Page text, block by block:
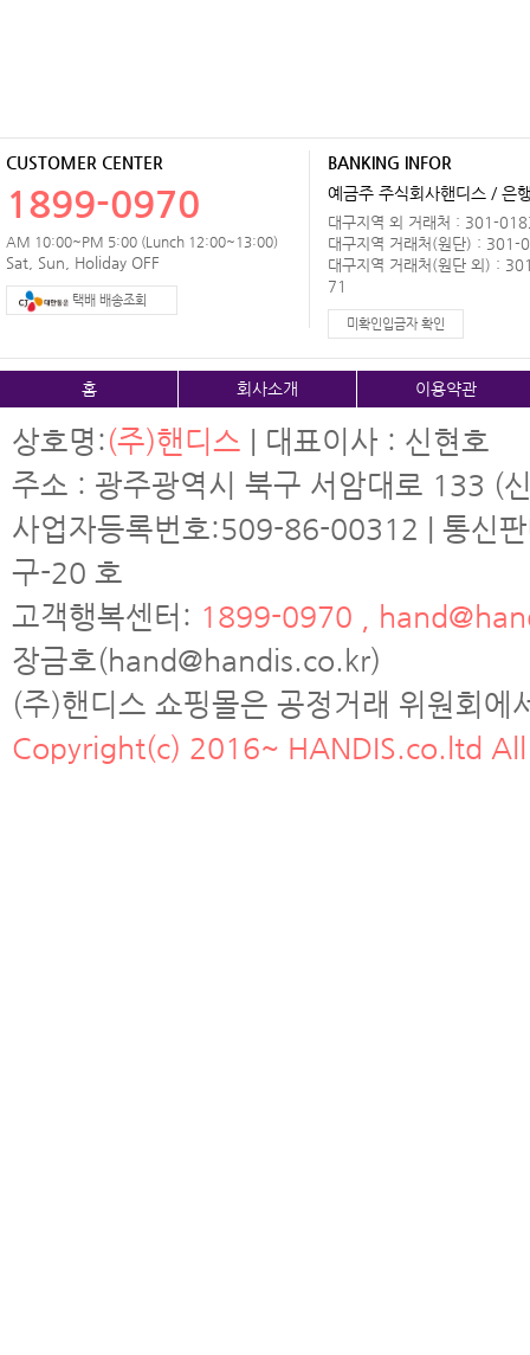
CUSTOMER CENTER
1899-0970
AM 10:00~PM 5:00 (Lunch 12:00~13:00)
Sat, Sun, Holiday OFF
택배 배송조회
BANKING INFOR
예금주 주식회사핸디스 / 은
대구지역 외 거래처 : 301-
대구지역 거래처(원단) :
대구지역 거래처(원단 외) :
71
미확인입금자 확인
홈 회사소개 이용약관
상호명:(주)핸디스 | 대표이사 : 신현호
주소 : 광주광역시 북구 서암대로 133 (
사업자등록번호:509-86-00312 | 통신
구-20 호
고객행복센터: 1899-0970 ,
장금호(hand@handis.co.kr)
(주)핸디스 쇼핑몰은 공정거래 위원회
Copyright(c) 2016~ HANDIS.co.ltd